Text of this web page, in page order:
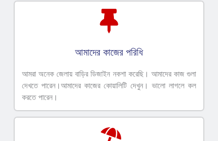
আমাদের কাজের পরিধি
আমরা অনেক জেলায় বাড়ির ডিজাইন নকশা করেছি। আমাদের কাজ গুলা
দেখতে পারেন।আমাদের কাজের কোয়ালিটি দেখুন। ভালো লাগলে কল
করতে পারেন।